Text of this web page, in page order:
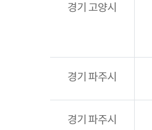
경기 고양시
경기 파주시
경기 파주시